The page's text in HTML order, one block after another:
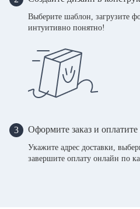
Выберите шаблон, загрузите
интуитивно понятно!
3 Оформите заказ и оплатите
Укажите адрес доставки,
завершите оплату онлайн по